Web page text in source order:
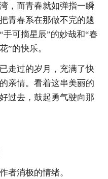
，而青春就如弹指一瞬
青春系在那做不完的题
可摘星辰”的妙哉和“春
”的快乐。
走过的岁月，充满了快
亲情。看着这串美丽的
过去，鼓起勇气驶向那
者消极的情绪。